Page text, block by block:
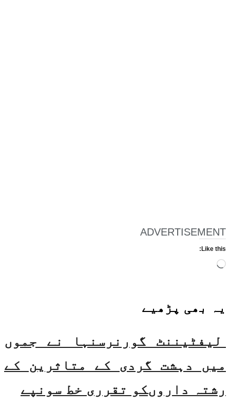
ADVERTISEMENT
Like this:
Loading…
یہ بھی پڑھیے
لیفٹیننٹ گورنرسنہا نے جموں
میں دہشت گردی کے متاثرین کے
رشتہ داروںکو تقرری خط سونپے